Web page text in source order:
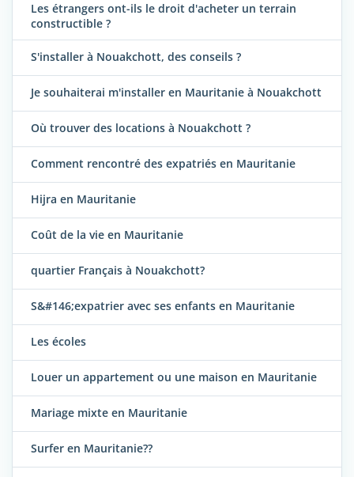
Les étrangers ont-ils le droit d'acheter un terrain
constructible ?
S'installer à Nouakchott, des conseils ?
Je souhaiterai m'installer en Mauritanie à Nouakchott
Où trouver des locations à Nouakchott ?
Comment rencontré des expatriés en Mauritanie
Hijra en Mauritanie
Coût de la vie en Mauritanie
quartier Français à Nouakchott?
S&#146;expatrier avec ses enfants en Mauritanie
Les écoles
Louer un appartement ou une maison en Mauritanie
Mariage mixte en Mauritanie
Surfer en Mauritanie??